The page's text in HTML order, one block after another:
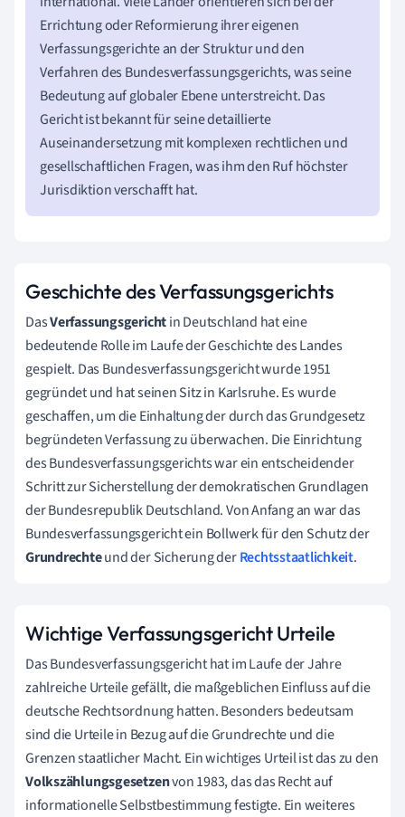
Errichtung oder Reformierung ihrer eigenen
Verfassungsgerichte an der Struktur und den
Verfahren des Bundesverfassungsgerichts, was seine
Bedeutung auf globaler Ebene unterstreicht. Das
Gericht ist bekannt für seine detaillierte
Auseinandersetzung mit komplexen rechtlichen und
gesellschaftlichen Fragen, was ihm den Ruf höchster
Jurisdiktion verschafft hat.
Geschichte des Verfassungsgerichts
DasVerfassungsgerichtin Deutschland hat eine
bedeutende Rolle im Laufe der Geschichte des Landes
gespielt. Das Bundesverfassungsgericht wurde 1951
gegründet und hat seinen Sitz in Karlsruhe. Es wurde
geschaffen, um die Einhaltung der durch das Grundgesetz
begründeten Verfassung zu überwachen. Die Einrichtung
des Bundesverfassungsgerichts war ein entscheidender
Schritt zur Sicherstellung der demokratischen Grundlagen
der Bundesrepublik Deutschland. Von Anfang an war das
Bundesverfassungsgericht ein Bollwerk für den Schutz der
Grundrechteund der Sicherung derRechtsstaatlichkeit.
Wichtige Verfassungsgericht Urteile
Das Bundesverfassungsgericht hat im Laufe der Jahre
zahlreiche Urteile gefällt, die maßgeblichen Einfluss auf die
deutsche Rechtsordnung hatten. Besonders bedeutsam
sind die Urteile in Bezug auf die Grundrechte und die
Grenzen staatlicher Macht. Ein wichtiges Urteil ist das zu den
Volkszählungsgesetzenvon 1983, das das Recht auf
informationelle Selbstbestimmung festigte. Ein weiteres